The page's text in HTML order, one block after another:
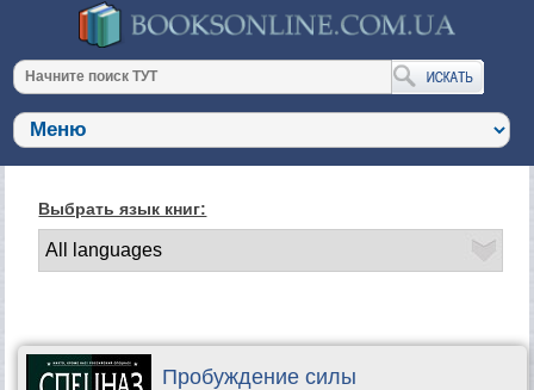
Выбрать язык книг:
Пробуждение силы